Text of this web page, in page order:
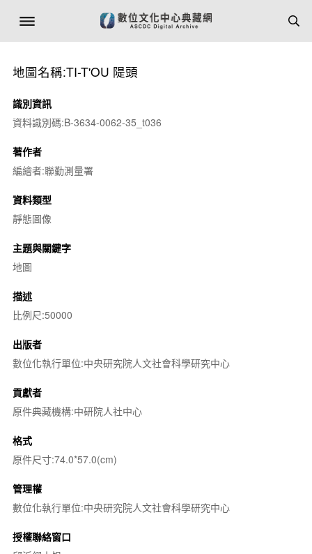
地圖名稱:TI-T'OU 隄頭
識別資訊
資料識別碼:B-3634-0062-35_t036
著作者
編繪者:聯勤測量署
資料類型
靜態圖像
主題與關鍵字
地圖
描述
比例尺:50000
出版者
數位化執行單位:中央研究院人文社會科學研究中心
貢獻者
原件典藏機構:中研院人社中心
格式
原件尺寸:74.0*57.0(cm)
管理權
數位化執行單位:中央研究院人文社會科學研究中心
授權聯絡窗口